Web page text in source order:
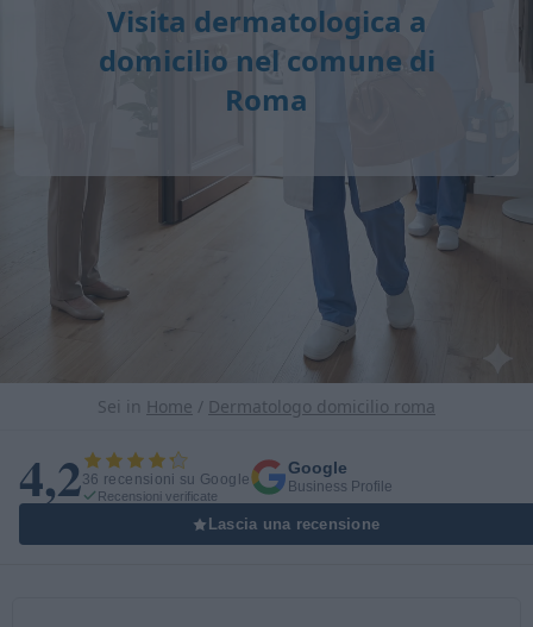
Visita dermatologica a
domicilio nel comune di
Roma
Sei in Home / Dermatologo domicilio roma
4,236 recensioni su Google
Recensioni verificate
Google
Business Profile
Lascia una recensione